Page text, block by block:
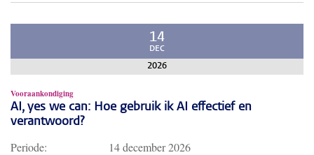
14
DEC
2026
Vooraankondiging
AI, yes we can: Hoe gebruik ik AI effectief en
verantwoord?
Periode:
14 december 2026